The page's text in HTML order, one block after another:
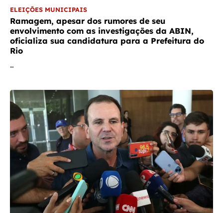
ELEIÇÕES MUNICIPAIS
Ramagem, apesar dos rumores de seu
envolvimento com as investigações da ABIN,
oficializa sua candidatura para a Prefeitura do
Rio
…